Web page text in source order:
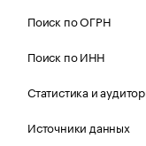
Поиск по ОГРН
Поиск по ИНН
Статистика и
Источники данных